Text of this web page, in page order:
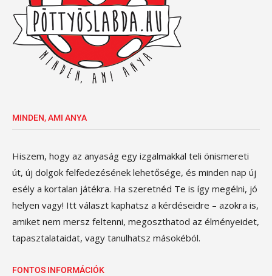
MINDEN, AMI ANYA
Hiszem, hogy az anyaság egy izgalmakkal teli önismereti
út, új dolgok felfedezésének lehetősége, és minden nap új
esély a kortalan játékra. Ha szeretnéd Te is így megélni, jó
helyen vagy! Itt választ kaphatsz a kérdéseidre – azokra is,
amiket nem mersz feltenni, megoszthatod az élményeidet,
tapasztalataidat, vagy tanulhatsz másokéból.
FONTOS INFORMÁCIÓK